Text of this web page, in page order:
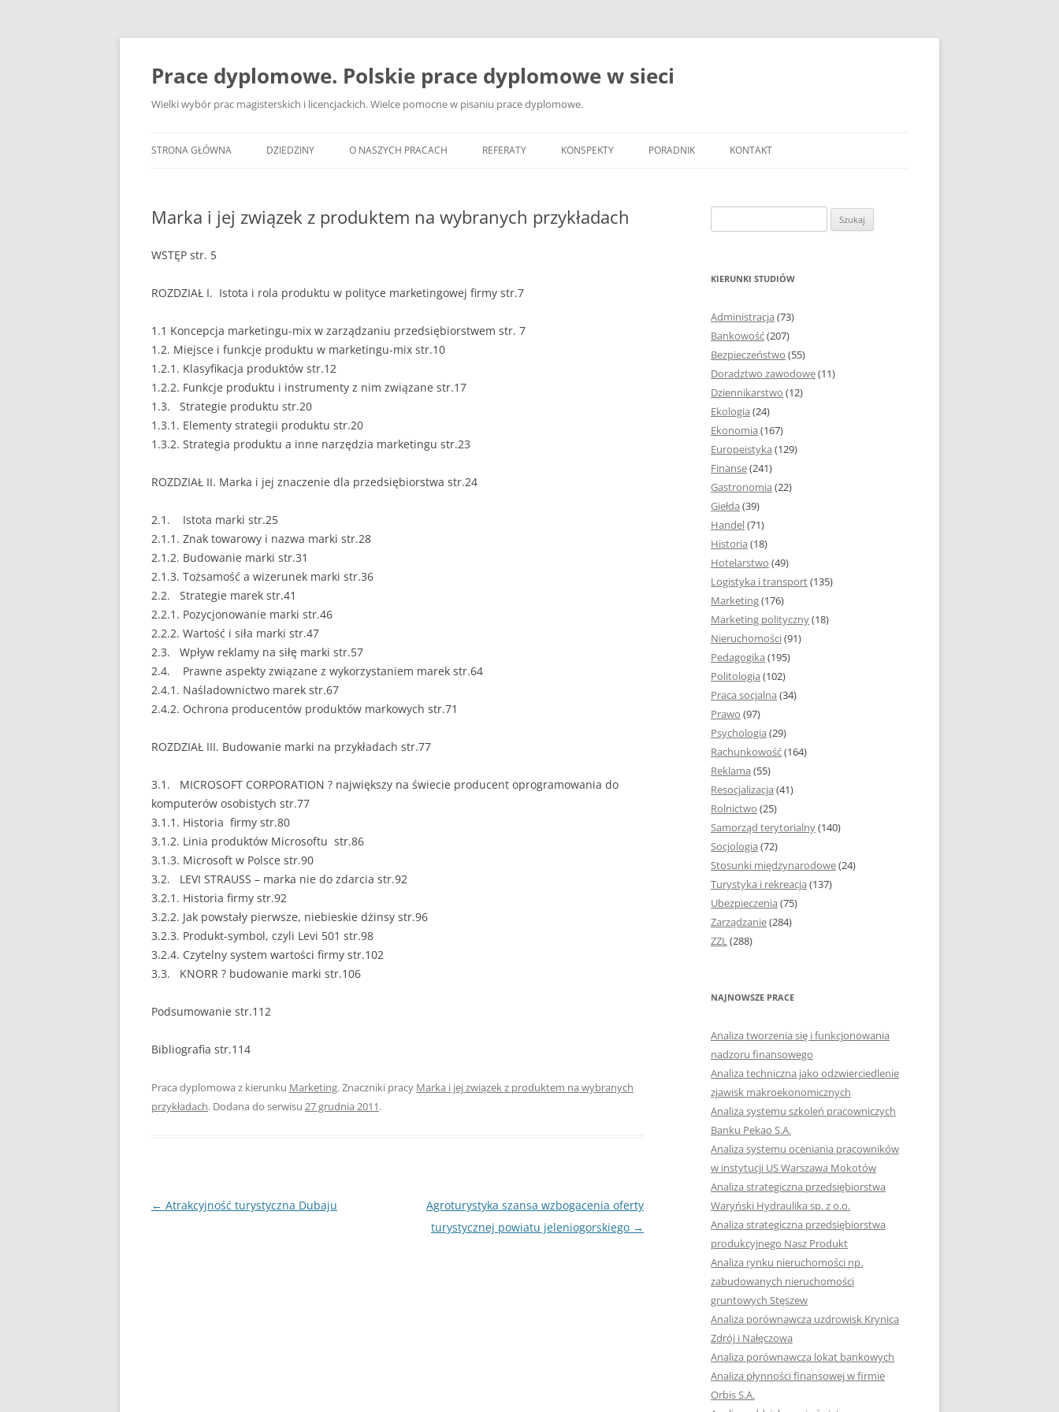
Przejdź
Prace dyplomowe. Polskie prace dyplomowe w sieci
Wielki wybór prac magisterskich i licencjackich. Wielce pomocne w pisaniu prace dyplomowe.
STRONA GŁÓWNA DZIEDZINY
BANKOWOŚĆ
EKONOMIA
FINANSE
GASTRONOMIA
HISTORIA
HOTELARSTWO
LOGISTYKA I TRANSPORT
MARKETING
MARKETING POLITYCZNY
PRAWO
PSYCHOLOGIA
RACHUNKOWOŚĆ
REKLAMA
ROLNICTWO
UBEZPIECZENIA
O NASZYCH PRACACH REFERATY KONSPEKTY PORADNIK
JAK ZBIERAĆ I OPRACOWYWAĆ
BIBLIOGRAFICZNYCH
ZAWARTOŚĆ I ROZMIAR PRACY
DYPLOMOWEJ
ESTETYKA PRACY DYPLOMOWEJ –
WYRÓŻNIENIA, NUMEROWANIE
CZCIONKA, MARGINESY I
WIELKOŚĆ STRON
STRUKTURA AKAPITU W PRACY
DYPLOMOWEJ
STYL PRACY DYPLOMOWEJ
SPIS TREŚCI W PRACY
DYPLOMOWEJ
WSTĘP PRACY DYPLOMOWEJ
ROZDZIAŁY I PODROZDZIAŁY
ZAKOŃCZENIE PRACY
DYPLOMOWEJ
BIBLIOGRAFIA
SPIS RYSUNKÓW, TABEL I
ZAŁĄCZNIKÓW
TABELE, RYSUNKI ORAZ WYKRESY
KSIĄŻKI, KTÓRE POMOGĄ CI
NAPISAĆ PRACĘ DYPLOMOWĄ
JAK PRZYGOTOWAĆ SIĘ DO
USTNEGO EGZAMINU
DYPLOMOWEGO?
HIPOTEZY W PRACACH
DYPLOMOWYCH
JAK PRZYGOTOWAĆ SIĘ DO
OBRONY PRACY DYPLOMOWEJ
KONTAKT
Marka i jej związek z produktem na wybranych przykładach
WSTĘP str. 5
ROZDZIAŁ I. Istota i rola produktu w polityce marketingowej firmy str.7
1.1 Koncepcja marketingu-mix w zarządzaniu przedsiębiorstwem str. 7
1.2. Miejsce i funkcje produktu w marketingu-mix str.10
1.2.1. Klasyfikacja produktów str.12
1.2.2. Funkcje produktu i instrumenty z nim związane str.17
1.3. Strategie produktu str.20
1.3.1. Elementy strategii produktu str.20
1.3.2. Strategia produktu a inne narzędzia marketingu str.23
ROZDZIAŁ II. Marka i jej znaczenie dla przedsiębiorstwa str.24
2.1. Istota marki str.25
2.1.1. Znak towarowy i nazwa marki str.28
2.1.2. Budowanie marki str.31
2.1.3. Tożsamość a wizerunek marki str.36
2.2. Strategie marek str.41
2.2.1. Pozycjonowanie marki str.46
2.2.2. Wartość i siła marki str.47
2.3. Wpływ reklamy na siłę marki str.57
2.4. Prawne aspekty związane z wykorzystaniem marek str.64
2.4.1. Naśladownictwo marek str.67
2.4.2. Ochrona producentów produktów markowych str.71
ROZDZIAŁ III. Budowanie marki na przykładach str.77
3.1. MICROSOFT CORPORATION ? największy na świecie producent oprogramowania do
komputerów osobistych str.77
3.1.1. Historia firmy str.80
3.1.2. Linia produktów Microsoftu str.86
3.1.3. Microsoft w Polsce str.90
3.2. LEVI STRAUSS – marka nie do zdarcia str.92
3.2.1. Historia firmy str.92
3.2.2. Jak powstały pierwsze, niebieskie dżinsy str.96
3.2.3. Produkt-symbol, czyli Levi 501 str.98
3.2.4. Czytelny system wartości firmy str.102
3.3. KNORR ? budowanie marki str.106
Podsumowanie str.112
Bibliografia str.114
Praca dyplomowa z kierunku Marketing. Znaczniki pracy Marka i jej związek z produktem na wybranych
przykładach. Dodana do serwisu 27 grudnia 2011.
Nawigacja
← Atrakcyjność turystyczna Dubaju
Agroturystyka szansa wzbogacenia oferty
turystycznej powiatu jeleniogorskiego →
KIERUNKI STUDIÓW
Administracja (73)
Bankowość(207)
Bezpieczeństwo (55)
Doradztwo zawodowe(11)
Dziennikarstwo (12)
Ekologia (24)
Ekonomia (167)
Europeistyka (129)
Finanse(241)
Gastronomia (22)
Giełda (39)
Handel(71)
Historia (18)
Hotelarstwo (49)
Logistyka i transport(135)
Marketing(176)
Marketing polityczny(18)
Nieruchomości(91)
Pedagogika (195)
Politologia (102)
Praca socjalna (34)
Prawo (97)
Psychologia (29)
Rachunkowość(164)
Reklama (55)
Resocjalizacja (41)
Rolnictwo (25)
Samorząd terytorialny(140)
Socjologia (72)
Stosunki międzynarodowe(24)
Turystyka i rekreacja (137)
Ubezpieczenia (75)
Zarządzanie(284)
ZZL(288)
NAJNOWSZE PRACE
Analiza tworzenia się i funkcjonowania
nadzoru finansowego
Analiza techniczna jako odzwierciedlenie
zjawisk makroekonomicznych
Analiza systemu szkoleń pracowniczych
Banku Pekao S.A.
Analiza systemu oceniania pracowników
w instytucji US Warszawa Mokotów
Analiza strategiczna przedsiębiorstwa
Waryński Hydraulika sp. z o.o.
Analiza strategiczna przedsiębiorstwa
produkcyjnego Nasz Produkt
Analiza rynku nieruchomości np.
zabudowanych nieruchomości
gruntowych Stęszew
Analiza porównawcza uzdrowisk Krynica
Zdrój i Nałęczowa
Analiza porównawcza lokat bankowych
Analiza płynności finansowej w firmie
Orbis S.A.